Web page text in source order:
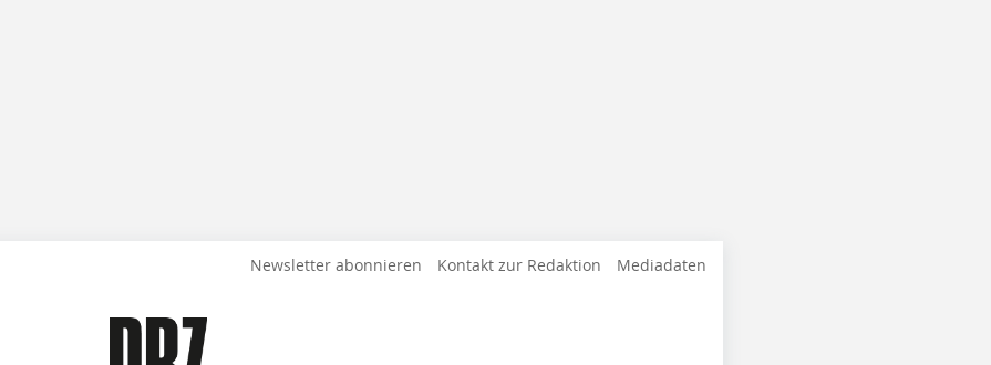
Newsletter abonnieren Kontakt zur Redaktion Mediadaten